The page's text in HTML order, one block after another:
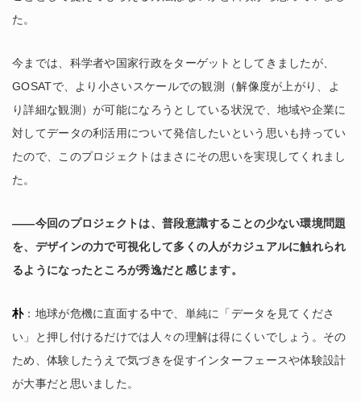
た。
今までは、科学者や国家行政をターゲットとしてきましたが、
GOSATで、より小さいスケールでの観測（解像度が上がり、よ
り詳細な観測）が可能になろうとしている状況で、地域や企業に
対してデータの利活用について発信したいという思いも持ってい
たので、このプロジェクトはまさにその思いを実現してくれまし
た。
――今回のプロジェクトは、普段意識することの少ない環境問題
を、デザインの力で可視化して多くの人がカジュアルに触れられ
るようになったところが秀逸だと感じます。
朴：地球が危機に直面する中で、単純に「データを見てくださ
い」と押し付けるだけでは人々の理解は得にくいでしょう。その
ため、体験したうえで気づきを促すインターフェースや体験設計
が大事だと思いました。